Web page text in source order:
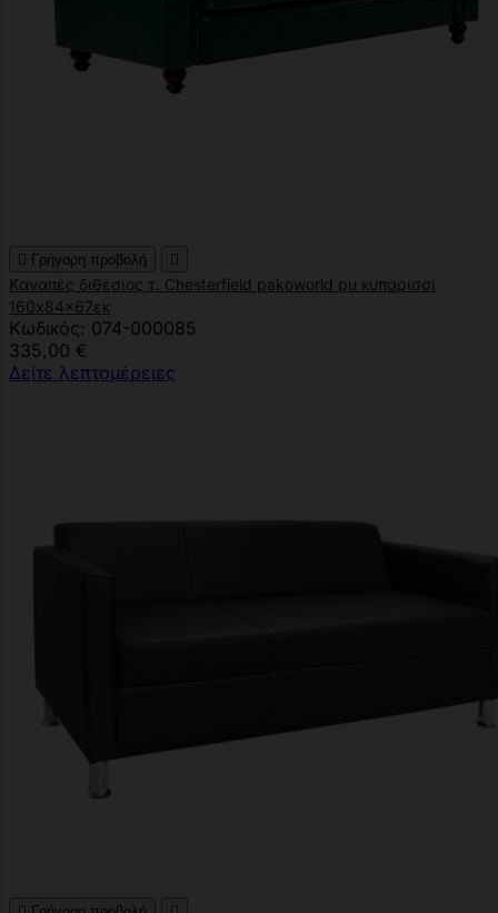
 Γρήγορη προβολή 
Kαναπές διθέσιος τ. Chesterfield pakoworld pu κυπαρισσί
160x84x67εκ
Κωδικός: 074-000085
335,00 €
Δείτε λεπτομέρειες